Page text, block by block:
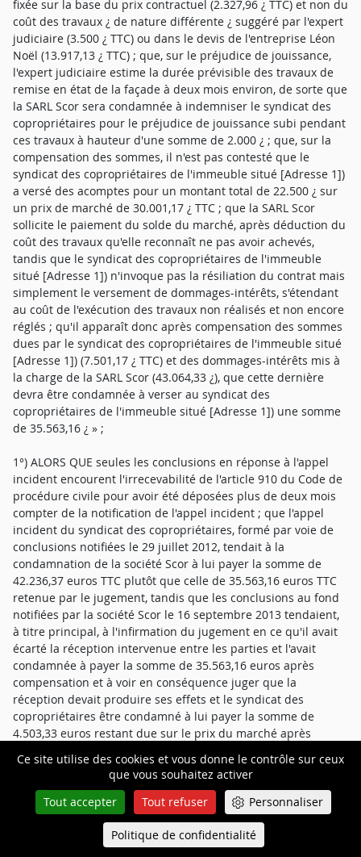
Ce site utilise des cookies et vous donne le contrôle sur ceux
que vous souhaitez activer
Tout accepter
Tout refuser Personnaliser
Politique de confidentialité
1°) ALORS QUE seules les conclusions en réponse à l'appel
incident encourent l'irrecevabilité de l'article 910 du Code de
procédure civile pour avoir été déposées plus de deux mois
compter de la notification de l'appel incident ; que l'appel
incident du syndicat des copropriétaires, formé par voie de
conclusions notifiées le 29 juillet 2012, tendait à la
condamnation de la société Scor à lui payer la somme de
42.236,37 euros TTC plutôt que celle de 35.563,16 euros TTC
retenue par le jugement, tandis que les conclusions au fond
notifiées par la société Scor le 16 septembre 2013 tendaient,
à titre principal, à l'infirmation du jugement en ce qu'il avait
écarté la réception intervenue entre les parties et l'avait
condamnée à payer la somme de 35.563,16 euros après
compensation et à voir en conséquence juger que la
réception devait produire ses effets et le syndicat des
copropriétaires être condamné à lui payer la somme de
4.503,33 euros restant due sur le prix du marché après
n'avaient pas pour objet principal de répondre à l'appel
incident mais de développer les moyens formulés par la
société Scor au soutien de son appel principal ; qu'en jugeant
néanmoins ces conclusions irrecevables en leur entier, la
Cour d'appel a violé l'article 910 du Code de procédure civile
par fausse application ;
Queue-Fair